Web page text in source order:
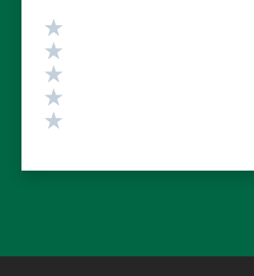
Valutazione